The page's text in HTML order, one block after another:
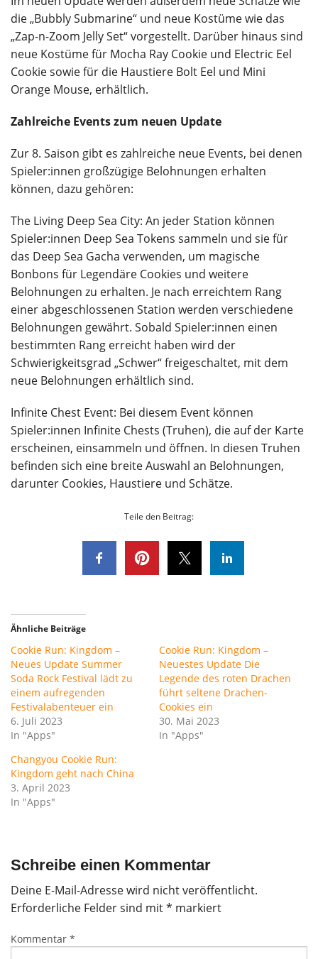
die „Bubbly Submarine“ und neue Kostüme wie das
„Zap-n-Zoom Jelly Set“ vorgestellt. Darüber hinaus sind
neue Kostüme für Mocha Ray Cookie und Electric Eel
Cookie sowie für die Haustiere Bolt Eel und Mini
Orange Mouse, erhältlich.
Zahlreiche Events zum neuen Update
Zur 8. Saison gibt es zahlreiche neue Events, bei denen
Spieler:innen großzügige Belohnungen erhalten
können, dazu gehören:
The Living Deep Sea City: An jeder Station können
Spieler:innen Deep Sea Tokens sammeln und sie für
das Deep Sea Gacha verwenden, um magische
Bonbons für Legendäre Cookies und weitere
Belohnungen zu erhalten. Je nach erreichtem Rang
einer abgeschlossenen Station werden verschiedene
Belohnungen gewährt. Sobald Spieler:innen einen
bestimmten Rang erreicht haben wird der
Schwierigkeitsgrad „Schwer“ freigeschaltet, mit dem
neue Belohnungen erhältlich sind.
Infinite Chest Event: Bei diesem Event können
Spieler:innen Infinite Chests (Truhen), die auf der Karte
erscheinen, einsammeln und öffnen. In diesen Truhen
befinden sich eine breite Auswahl an Belohnungen,
darunter Cookies, Haustiere und Schätze.
Teile den Beitrag:
Ähnliche Beiträge
Cookie Run: Kingdom –
Neues Update Summer
Soda Rock Festival lädt zu
einem aufregenden
Festivalabenteuer ein
6. Juli 2023
In "Apps"
Cookie Run: Kingdom –
Neuestes Update Die
Legende des roten Drachen
führt seltene Drachen-
Cookies ein
30. Mai 2023
In "Apps"
Changyou Cookie Run:
Kingdom geht nach China
3. April 2023
In "Apps"
Schreibe einen Kommentar
Deine E-Mail-Adresse wird nicht veröffentlicht.
Erforderliche Felder sind mit* markiert
Kommentar *